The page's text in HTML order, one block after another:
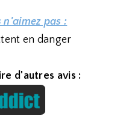
n'aimez pas :
en danger
d'autres avis :